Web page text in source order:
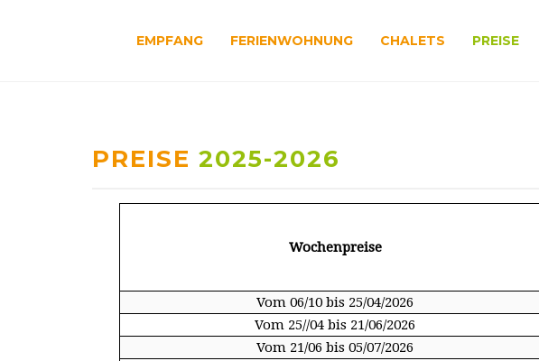
EMPFANG FERIENWOHNUNG CHALETS PREISE
PREISE 2025-2026
Wochenpreise
Vom 06/10 bis 25/04/2026
Vom 25//04 bis 21/06/2026
Vom 21/06 bis 05/07/2026